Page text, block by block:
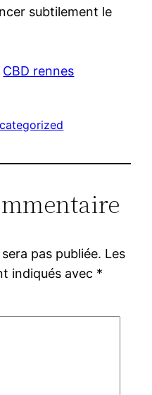
subtilement le
CBD rennes
pas publiée. Les
indiqués avec *